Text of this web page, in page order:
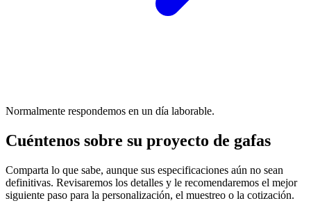
Normalmente respondemos en un día laborable.
Cuéntenos sobre su proyecto de gafas
Comparta lo que sabe, aunque sus especificaciones aún no sean
definitivas. Revisaremos los detalles y le recomendaremos el mejor
siguiente paso para la personalización, el muestreo o la cotización.